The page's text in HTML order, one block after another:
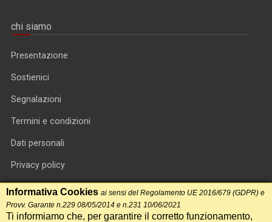
chi siamo
Presentazione
Sostienici
Segnalazioni
Termini e condizioni
Dati personali
Privacy policy
Informativa cookie
RSS feed
Informativa Cookies ai sensi del Regolamento UE 2016/679 (GDPR) e
Provv. Garante n.229 08/05/2014 e n.231 10/06/2021
Ti informiamo che, per garantire il corretto funzionamento,